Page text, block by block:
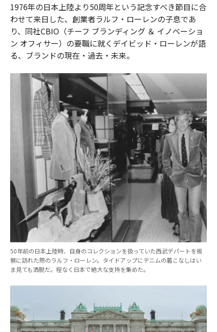
1976年の日本上陸より50周年という記念すべき節目に合
わせて来日した、創業者ラルフ・ローレンの子息であ
り、同社CBIO（チーフ ブランディング ＆ イノベーショ
ン オフィサー）の要職に就くデイビッド・ローレンが語
る、ブランドの現在・過去・未来。
50年前の日本上陸時、自身のコレクションを扱っていた西武デパートを視
察に訪れた際のラルフ・ローレン。タイドアップにデニムの着こなしはい
ま見ても洒脱だ。程なく日本で絶大な支持を集めた。